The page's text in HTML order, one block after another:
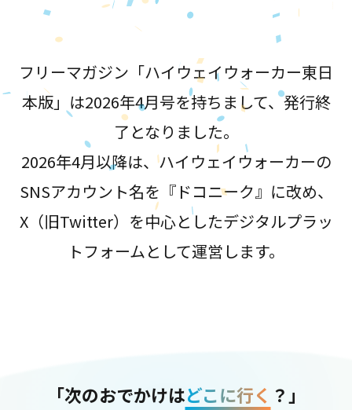
フリーマガジン「ハイウェイウォーカー東日
本版」は2026年4月号を持ちまして、発行終
了となりました。
2026年4月以降は、ハイウェイウォーカーの
SNSアカウント名を『ドコニーク』に改め、
X（旧Twitter）を中心としたデジタルプラッ
トフォームとして運営します。
「次のおでかけはどこに行く ？」